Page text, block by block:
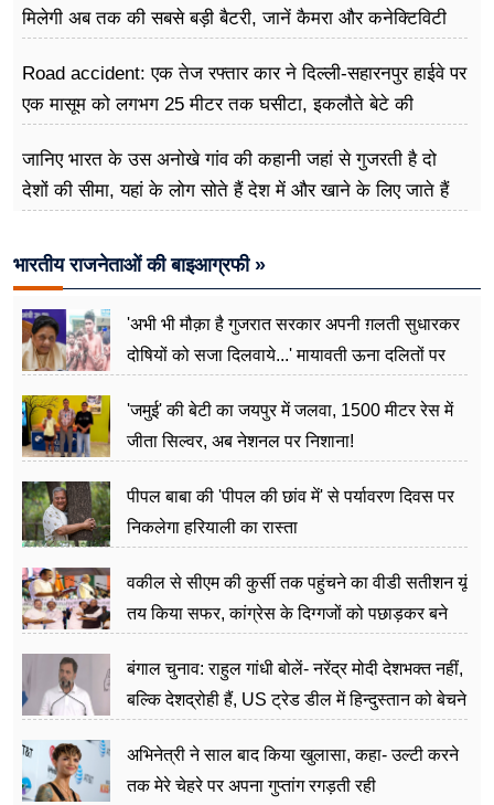
मिलेगी अब तक की सबसे बड़ी बैटरी, जानें कैमरा और कनेक्टिविटी
Road accident: एक तेज रफ्तार कार ने दिल्ली-सहारनपुर हाईवे पर
एक मासूम को लगभग 25 मीटर तक घसीटा, इकलौते बेटे की
जानिए भारत के उस अनोखे गांव की कहानी जहां से गुजरती है दो
देशों की सीमा, यहां के लोग सोते हैं देश में और खाने के लिए जाते हैं
भारतीय राजनेताओं की बाइआग्रफी »
'अभी भी मौक़ा है गुजरात सरकार अपनी ग़लती सुधारकर
दोषियों को सजा दिलवाये...' मायावती ऊना दलितों पर
'जमुई' की बेटी का जयपुर में जलवा, 1500 मीटर रेस में
जीता सिल्वर, अब नेशनल पर निशाना!
पीपल बाबा की 'पीपल की छांव में' से पर्यावरण दिवस पर
निकलेगा हरियाली का रास्ता
वकील से सीएम की कुर्सी तक पहुंचने का वीडी सतीशन यूं
तय किया सफर, कांग्रेस के दिग्गजों को पछाड़कर बने
बंगाल चुनाव: राहुल गांधी बोलें- नरेंद्र मोदी देशभक्त नहीं,
बल्कि देशद्रोही हैं, US ट्रेड डील में हिन्दुस्तान को बेचने
अभिनेत्री ने साल बाद किया खुलासा, कहा- उल्टी करने
तक मेरे चेहरे पर अपना गुप्तांग रगड़ती रही